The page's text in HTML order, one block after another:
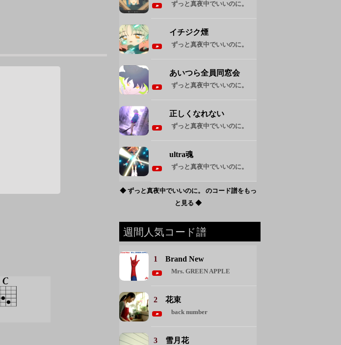
ずっと真夜中でいいのに。
イチジク煙
ずっと真夜中でいいのに。
あいつら全員同窓会
ずっと真夜中でいいのに。
正しくなれない
ずっと真夜中でいいのに。
ultra魂
ずっと真夜中でいいのに。
◆ ずっと真夜中でいいのに。 のコード譜をもっ
と見る ◆
週間人気コード譜
1 Brand New
Mrs. GREEN APPLE
2 花束
back number
3 雪月花